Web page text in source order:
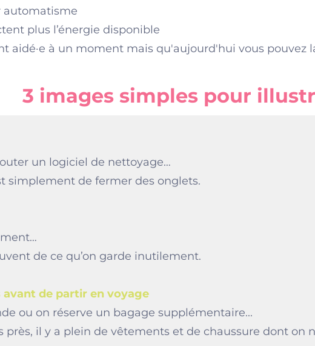
automatisme
plus l’énergie disponible
aidé·e à un moment mais qu'aujourd'hui vous pouvez
3 images simples pour
un logiciel de nettoyage…
simplement de fermer des onglets.
de ce qu’on garde inutilement.
avant de partir en voyage
ou on réserve un bagage supplémentaire...
près, il y a plein de vêtements et de chaussure dont on